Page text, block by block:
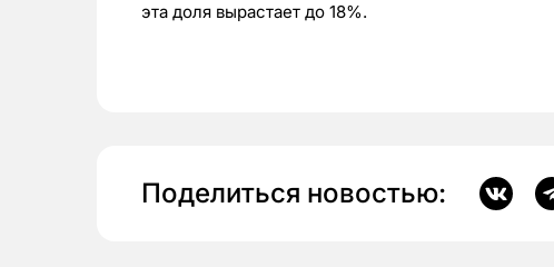
эта доля вырастает до 18%.
Поделиться новостью: